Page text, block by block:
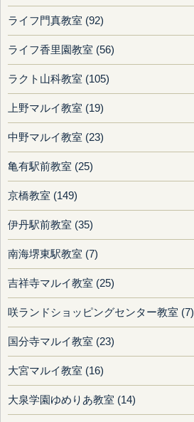
ライフ門真教室 (92)
ライフ香里園教室 (56)
ラクト山科教室 (105)
上野マルイ教室 (19)
中野マルイ教室 (23)
亀有駅前教室 (25)
京橋教室 (149)
伊丹駅前教室 (35)
南海堺東駅教室 (7)
吉祥寺マルイ教室 (25)
咲ランドショッピングセンター教室 (7)
国分寺マルイ教室 (23)
大宮マルイ教室 (16)
大泉学園ゆめりあ教室 (14)